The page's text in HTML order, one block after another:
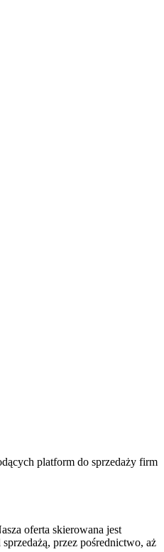
platform do sprzedaży firm
oferta skierowana jest
przez pośrednictwo, aż